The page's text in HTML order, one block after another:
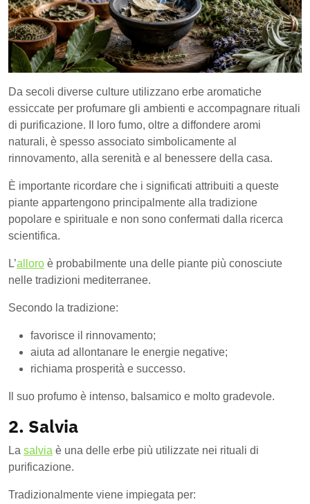
Da secoli diverse culture utilizzano erbe aromatiche
essiccate per profumare gli ambienti e accompagnare rituali
di purificazione. Il loro fumo, oltre a diffondere aromi
naturali, è spesso associato simbolicamente al
rinnovamento, alla serenità e al benessere della casa.
È importante ricordare che i significati attribuiti a queste
piante appartengono principalmente alla tradizione
popolare e spirituale e non sono confermati dalla ricerca
scientifica.
L’alloro è probabilmente una delle piante più conosciute
nelle tradizioni mediterranee.
Secondo la tradizione:
favorisce il rinnovamento;
aiuta ad allontanare le energie negative;
richiama prosperità e successo.
Il suo profumo è intenso, balsamico e molto gradevole.
2. Salvia
La salvia è una delle erbe più utilizzate nei rituali di
purificazione.
Tradizionalmente viene impiegata per: